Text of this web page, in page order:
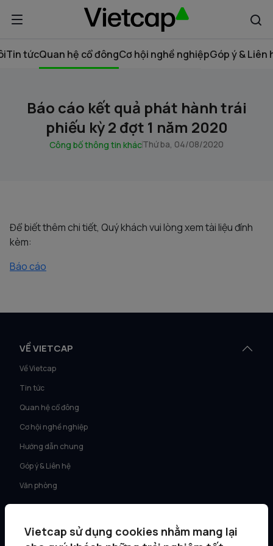
Tin tứcQuan hệ cổ đôngCơ hội nghề nghiệpGóp ý & Liên
Báo cáo kết quả phát hành trái
phiếu kỳ 2 đợt 1 năm 2020
Công bố thông tin khácThứ ba, 04/08/2020
Để biết thêm chi tiết, Quý khách vui lòng xem tài liệu đính
kèm:
Báo cáo
VỀ VIETCAP
Về Vietcap
Tin tức
Quan hệ cổ đông
Cơ hội nghề nghiệp
Hướng dẫn chung
Góp ý & Liên hệ
Văn phòng
Tư vấn KH Cá nhân
Vietcap sử dụng cookies nhằm mang lại